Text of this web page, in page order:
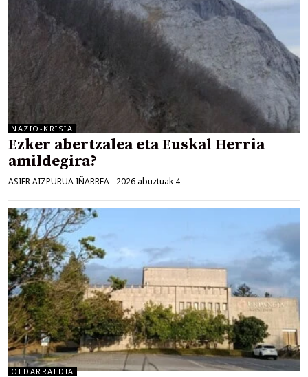
NAZIO-KRISIA
Ezker abertzalea eta Euskal Herria
amildegira?
ASIER AIZPURUA IÑARREA - 2026 abuztuak 4
OLDARRALDIA